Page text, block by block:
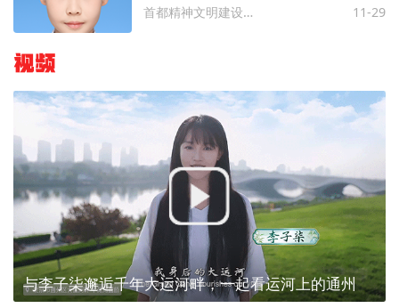
首都精神文明建设委员会办公室 11-29
视频
与李子柒邂逅千年大运河畔，一起看运河上的通州